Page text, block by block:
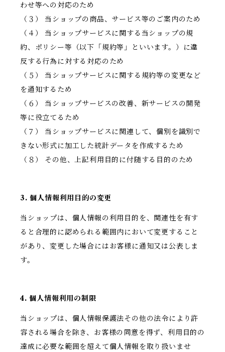
わせ等への対応のため
（３） 当ショップの商品、サービス等のご案内のため
（４） 当ショップサービスに関する当ショップの規
約、ポリシー等（以下「規約等」といいます。）に違
反する行為に対する対応のため
（５） 当ショップサービスに関する規約等の変更など
を通知するため
（６） 当ショップサービスの改善、新サービスの開発
等に役立てるため
（７） 当ショップサービスに関連して、個別を識別で
きない形式に加工した統計データを作成するため
（８） その他、上記利用目的に付随する目的のため
3. 個人情報利用目的の変更
当ショップは、個人情報の利用目的を、関連性を有す
ると合理的に認められる範囲内において変更すること
があり、変更した場合にはお客様に通知又は公表しま
す。
4. 個人情報利用の制限
当ショップは、個人情報保護法その他の法令により許
容される場合を除き、お客様の同意を得ず、利用目的の
達成に必要な範囲を超えて個人情報を取り扱いませ